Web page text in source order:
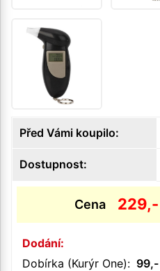
Před Vámi koupilo:
Dostupnost:
Cena 229,-
Dodání:
Dobírka (Kurýr One): 99,-